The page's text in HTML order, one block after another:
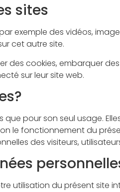
sites
exemple des vidéos,
cet autre site.
des cookies, embarquer
sur leur site web.
pour son seul usage.
le fonctionnement du
des visiteurs,
utilisation du présent site